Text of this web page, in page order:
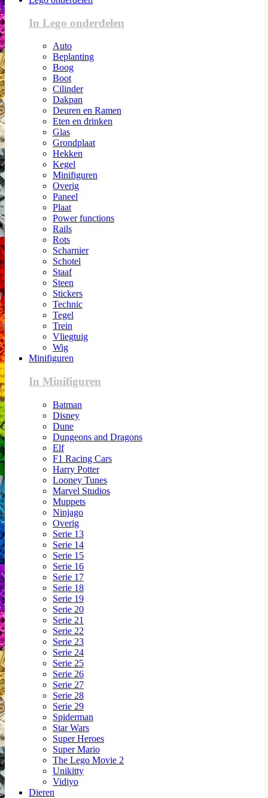
In Lego onderdelen
Auto
Beplanting
Boog
Boot
Cilinder
Dakpan
Deuren en Ramen
Eten en drinken
Glas
Grondplaat
Hekken
Kegel
Minifiguren
Overig
Paneel
Plaat
Power functions
Rails
Rots
Scharnier
Schotel
Staaf
Steen
Stickers
Technic
Tegel
Trein
Vliegtuig
Wig
Minifiguren
In Minifiguren
Batman
Disney
Dune
Dungeons and Dragons
Elf
F1 Racing Cars
Harry Potter
Looney Tunes
Marvel Studios
Muppets
Ninjago
Overig
Serie 13
Serie 14
Serie 15
Serie 16
Serie 17
Serie 18
Serie 19
Serie 20
Serie 21
Serie 22
Serie 23
Serie 24
Serie 25
Serie 26
Serie 27
Serie 28
Serie 29
Spiderman
Star Wars
Super Heroes
Super Mario
The Lego Movie 2
Unikitty
Vidiyo
Dieren